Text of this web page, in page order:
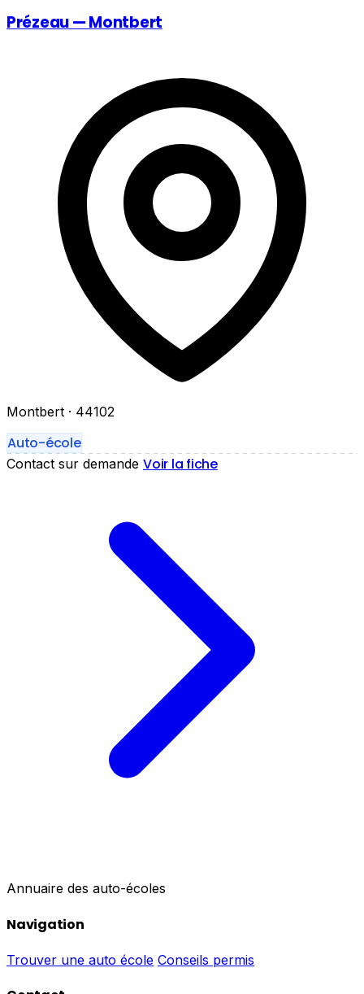
Prézeau — Montbert
Montbert · 44102
Auto-école
Contact sur demande Voir la fiche
Annuaire des auto-écoles
Navigation
Trouver une auto école Conseils permis